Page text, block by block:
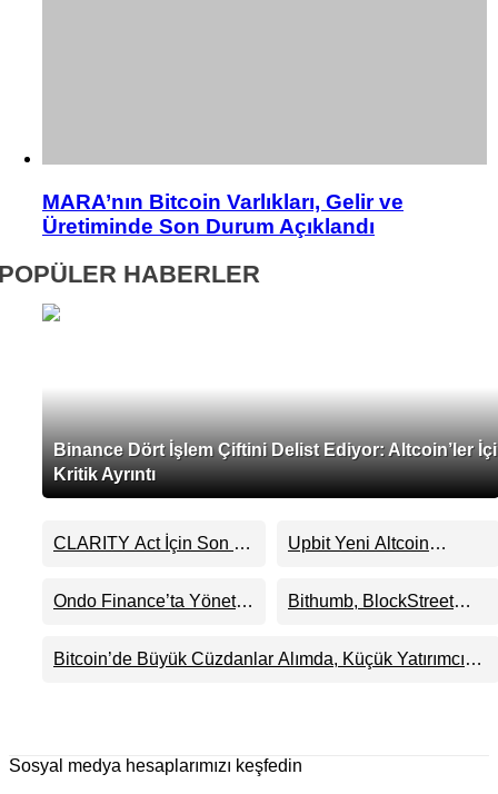
MARA’nın Bitcoin Varlıkları, Gelir ve
Üretiminde Son Durum Açıklandı
HABERLER
Binance Dört İşlem Çiftini Delist Ediyor: Altcoin’ler
Kritik Ayrıntı
CLARITY Act İçin Son 24
Kripto Para Piyasasının
Upbit Yeni Altcoin
KRW, BTC ve USDT
Ondo Finance’ta Yönetim
Milyarlarca Dolarlık
Tokenizasyon Devinin
Bithumb, BlockStreet
Çifti Desteği Duyurdu
Bitcoin’de Büyük Cüzdanlar Alımda, Küçük Yatırımcı
Sosyal medya hesaplarımızı keşfedin